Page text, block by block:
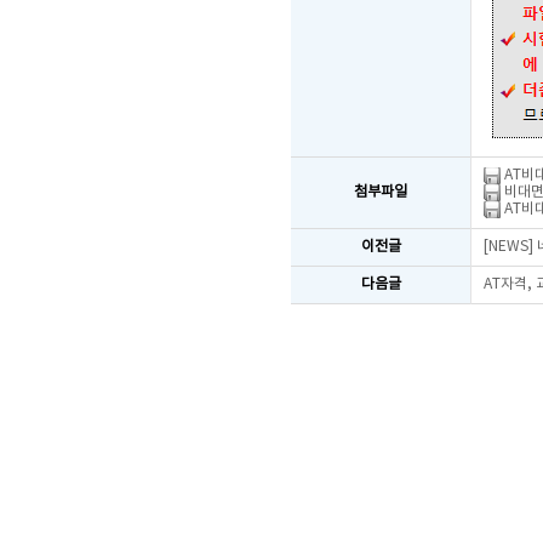
첨부파일
AT비
비대
AT비
이전글 [NEWS]
다음글 AT자격,